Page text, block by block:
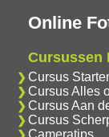
Online
Cursussen
Cursus
Cursus Alles
Cursus Aan
Cursus